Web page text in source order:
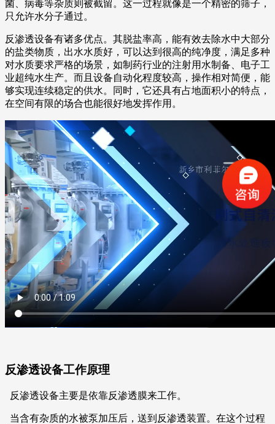
菌、病毒等杂质则被截留。这一过程就像是一个精密的筛子，
只允许水分子通过。
反渗透设备有诸多优点。其脱盐率高，能有效去除水中大部分
的盐类物质，出水水质好，可以达到很高的纯净度，满足多种
对水质要求严格的场景，如制药行业的注射用水制备、电子工
业超纯水生产。而且设备自动化程度较高，操作相对简便，能
够实现连续稳定的供水。同时，它还具有占地面积小的特点，
在空间有限的场合也能很好地发挥作用。
反渗透设备工作原理
反渗透设备主要是依靠反渗透膜来工作。
当含有杂质的水被泵加压后，送到反渗透装置。在这个过程